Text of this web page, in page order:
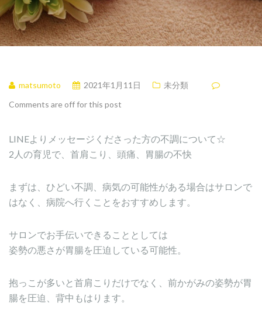
matsumoto 2021年1月11日
未分類
Comments are off for this post
LINEよりメッセージくださった方の不調について☆
2人の育児で、首肩こり、頭痛、胃腸の不快
まずは、ひどい不調、病気の可能性がある場合はサロンで
はなく、病院へ行くことをおすすめします。
サロンでお手伝いできることとしては
姿勢の悪さが胃腸を圧迫している可能性。
抱っこが多いと首肩こりだけでなく、前かがみの姿勢が胃
腸を圧迫、背中もはります。